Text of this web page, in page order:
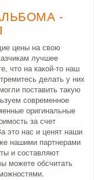
-
цены на свою
лучшее
что на какой-то наш
делать у них
поставить такую
современное
оригинальные
за счет
это нас и ценят наши
нашими партнерами
и составляют
можете обсчитать